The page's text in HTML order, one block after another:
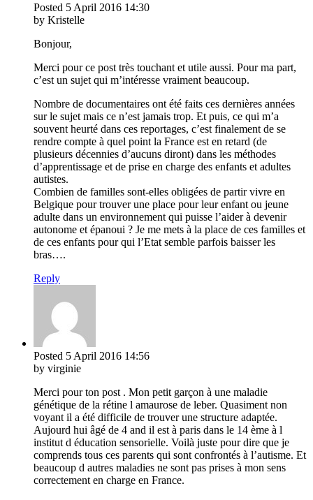
Posted 5 April 2016 14:30
by Kristelle
Bonjour,
Merci pour ce post très touchant et utile aussi. Pour ma part,
c’est un sujet qui m’intéresse vraiment beaucoup.
Nombre de documentaires ont été faits ces dernières années
sur le sujet mais ce n’est jamais trop. Et puis, ce qui m’a
souvent heurté dans ces reportages, c’est finalement de se
rendre compte à quel point la France est en retard (de
plusieurs décennies d’aucuns diront) dans les méthodes
d’apprentissage et de prise en charge des enfants et adultes
autistes.
Combien de familles sont-elles obligées de partir vivre en
Belgique pour trouver une place pour leur enfant ou jeune
adulte dans un environnement qui puisse l’aider à devenir
autonome et épanoui ? Je me mets à la place de ces familles et
de ces enfants pour qui l’Etat semble parfois baisser les
bras….
Reply
Posted 5 April 2016 14:56
by virginie
Merci pour ton post . Mon petit garçon à une maladie
génétique de la rétine l amaurose de leber. Quasiment non
voyant il a été difficile de trouver une structure adaptée.
Aujourd hui âgé de 4 and il est à paris dans le 14 ème à l
institut d éducation sensorielle. Voilà juste pour dire que je
comprends tous ces parents qui sont confrontés à l’autisme. Et
beaucoup d autres maladies ne sont pas prises à mon sens
correctement en charge en France.